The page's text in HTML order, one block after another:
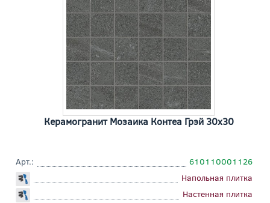
Керамогранит Мозаика Контеа Грэй 30x30
Арт.:
610110001126
Напольная плитка
Настенная плитка